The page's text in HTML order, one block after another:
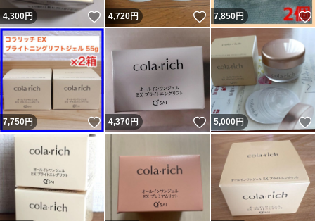
4,300円 いいね！
4,720円 いいね！
7,850円
7,750円 いいね！
4,370円 いいね！
5,000円